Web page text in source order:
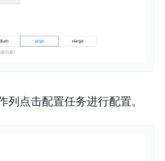
列点击配置任务进行配置。